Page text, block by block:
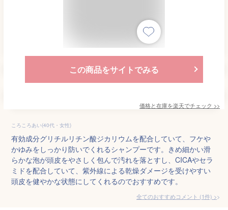
この商品をサイトでみる
価格と在庫を楽天でチェック >>
ころころあい(40代・女性)
有効成分グリチルリチン酸ジカリウムを配合していて、フケや
かゆみをしっかり防いでくれるシャンプーです。きめ細かい滑
らかな泡が頭皮をやさしく包んで汚れを落とすし、CICAやセラ
ミドを配合していて、紫外線による乾燥ダメージを受けやすい
頭皮を健やかな状態にしてくれるのでおすすめです。
全てのおすすめコメント (1件) >